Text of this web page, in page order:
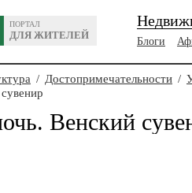
ПОРТАЛ
ДЛЯ ЖИТЕЛЕЙ
Блоги
/ Достопримечательности /
Венский